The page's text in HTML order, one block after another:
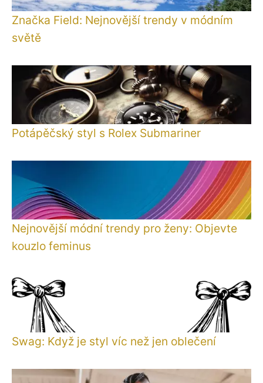
Značka Field: Nejnovější trendy v módním
světě
Potápěčský styl s Rolex Submariner
Nejnovější módní trendy pro ženy: Objevte
kouzlo feminus
Swag: Když je styl víc než jen oblečení